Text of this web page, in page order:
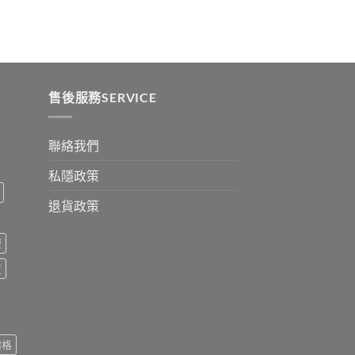
售後服務SERVICE
聯絡我們
私隱政策
退貨政策